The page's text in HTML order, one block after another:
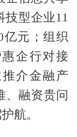
技型企业11
亿元；组织
企行对接
介金融产
、融资贵问
航。